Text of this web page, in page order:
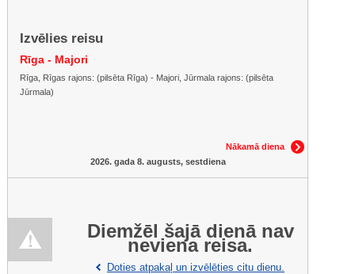
Izvēlies reisu
Rīga - Majori
Rīga, Rīgas rajons: (pilsēta Rīga) - Majori, Jūrmala rajons: (pilsēta
Jūrmala)
Nākamā diena
2026. gada 8. augusts, sestdiena
Diemžēl šajā dienā nav
neviena reisa.
Doties atpakaļ un izvēlēties citu dienu.